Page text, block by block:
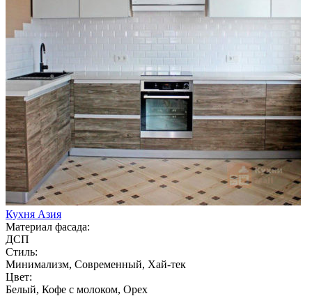
Кухня Азия
Материал фасада:
ДСП
Стиль:
Минимализм, Современный, Хай-тек
Цвет:
Белый, Кофе с молоком, Орех